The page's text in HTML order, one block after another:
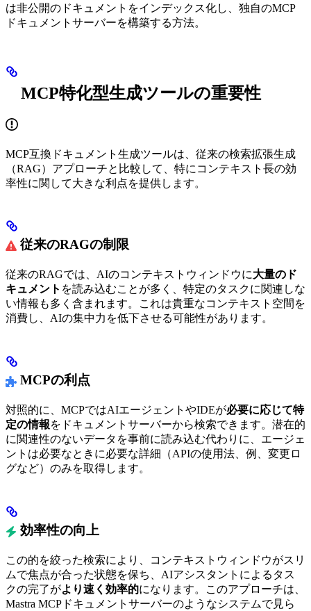
は非公開のドキュメントをインデックス化し、独自のMCP
ドキュメントサーバーを構築する方法。
MCP特化型生成ツールの重要性
MCP互換ドキュメント生成ツールは、従来の検索拡張生成
（RAG）アプローチと比較して、特にコンテキスト長の効
率性に関して大きな利点を提供します。
従来のRAGの制限
従来のRAGでは、AIのコンテキストウィンドウに大量のド
キュメント を読み込むことが多く、特定のタスクに関連しな
い情報も多く含まれます。これは貴重なコンテキスト空間を
消費し、AIの集中力を低下させる可能性があります。
MCPの利点
対照的に、MCPではAIエージェントやIDEが必要に応じて特
定の情報をドキュメントサーバーから検索できます。潜在的
に関連性のないデータを事前に読み込む代わりに、エージェ
ントは必要なときに必要な詳細（APIの使用法、例、変更ロ
グなど）のみを取得します。
効率性の向上
この的を絞った検索により、コンテキストウィンドウがスリ
ムで焦点が合った状態を保ち、AIアシスタントによるタス
クの完了がより速く効率的になります。このアプローチは、
Mastra MCPドキュメントサーバーのようなシステムで見ら